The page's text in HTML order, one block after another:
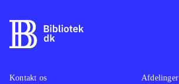
Kontakt os
Afdelinger